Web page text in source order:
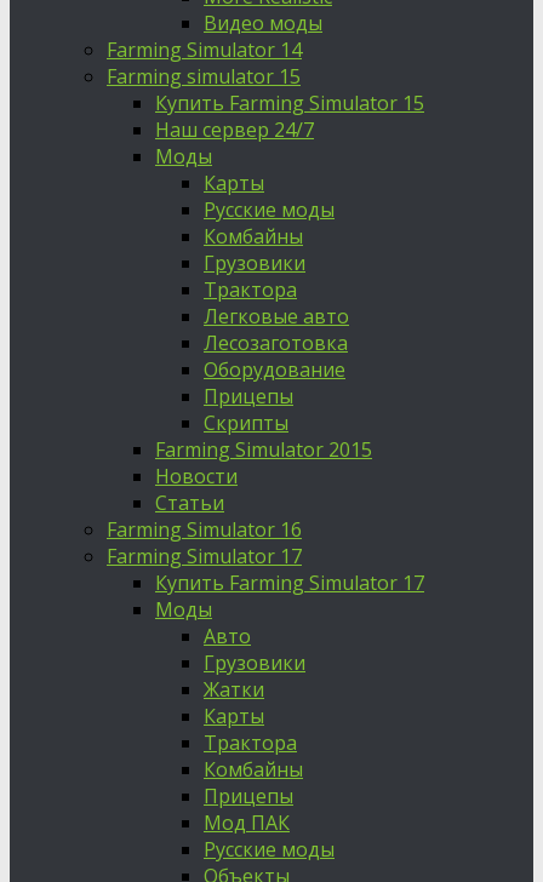
Видео моды
Farming Simulator 14
Farming simulator 15
Купить Farming Simulator 15
Наш сервер 24/7
Моды
Карты
Русские моды
Комбайны
Грузовики
Трактора
Легковые авто
Лесозаготовка
Оборудование
Прицепы
Скрипты
Farming Simulator 2015
Новости
Статьи
Farming Simulator 16
Farming Simulator 17
Купить Farming Simulator 17
Моды
Авто
Грузовики
Жатки
Карты
Трактора
Комбайны
Прицепы
Мод ПАК
Русские моды
Объекты